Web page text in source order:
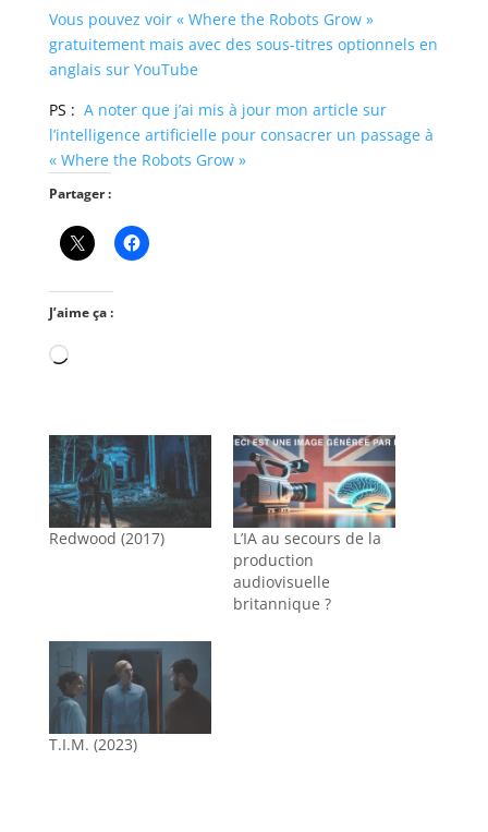
Vous pouvez voir « Where the Robots Grow »
gratuitement mais avec des sous-titres optionnels en
anglais sur YouTube
PS : A noter que j’ai mis à jour mon article sur
l’intelligence artificielle pour consacrer un passage à
« Where the Robots Grow »
Partager :
J’aime ça :
Chargement…
Redwood (2017)
L’IA au secours de la
production
audiovisuelle
britannique ?
T.I.M. (2023)